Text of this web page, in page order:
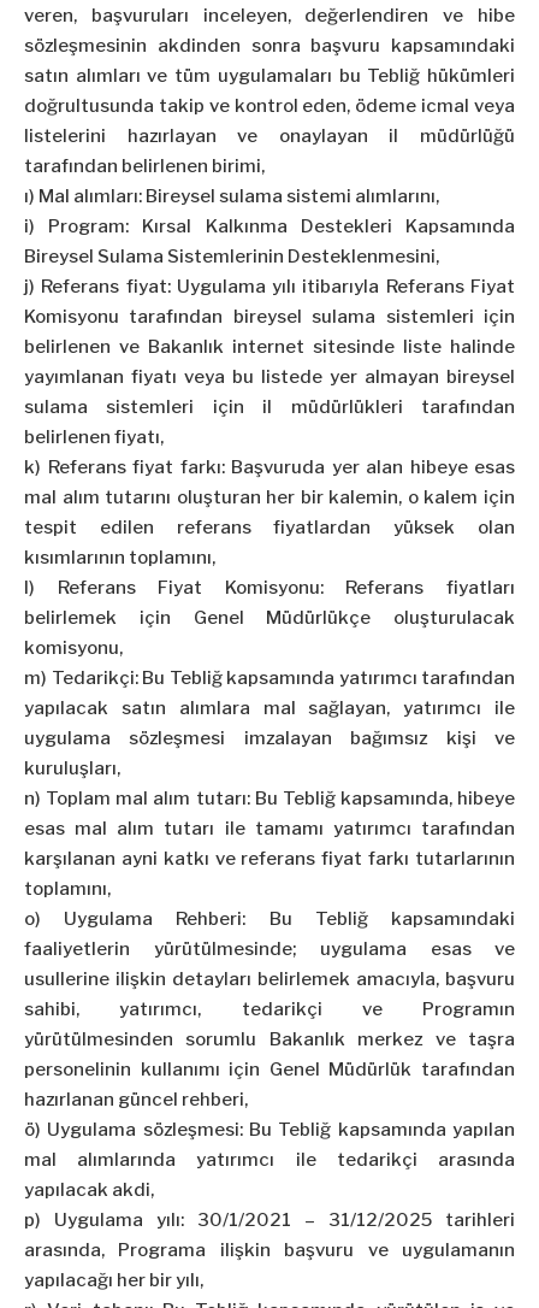
veren, başvuruları inceleyen, değerlendiren ve hibe
sözleşmesinin akdinden sonra başvuru kapsamındaki
satın alımları ve tüm uygulamaları bu Tebliğ hükümleri
doğrultusunda takip ve kontrol eden, ödeme icmal veya
listelerini hazırlayan ve onaylayan il müdürlüğü
tarafından belirlenen birimi,
ı) Mal alımları: Bireysel sulama sistemi alımlarını,
i) Program: Kırsal Kalkınma Destekleri Kapsamında
Bireysel Sulama Sistemlerinin Desteklenmesini,
j) Referans fiyat: Uygulama yılı itibarıyla Referans Fiyat
Komisyonu tarafından bireysel sulama sistemleri için
belirlenen ve Bakanlık internet sitesinde liste halinde
yayımlanan fiyatı veya bu listede yer almayan bireysel
sulama sistemleri için il müdürlükleri tarafından
belirlenen fiyatı,
k) Referans fiyat farkı: Başvuruda yer alan hibeye esas
mal alım tutarını oluşturan her bir kalemin, o kalem için
tespit edilen referans fiyatlardan yüksek olan
kısımlarının toplamını,
l) Referans Fiyat Komisyonu: Referans fiyatları
belirlemek için Genel Müdürlükçe oluşturulacak
komisyonu,
m) Tedarikçi: Bu Tebliğ kapsamında yatırımcı tarafından
yapılacak satın alımlara mal sağlayan, yatırımcı ile
uygulama sözleşmesi imzalayan bağımsız kişi ve
kuruluşları,
n) Toplam mal alım tutarı: Bu Tebliğ kapsamında, hibeye
esas mal alım tutarı ile tamamı yatırımcı tarafından
karşılanan ayni katkı ve referans fiyat farkı tutarlarının
toplamını,
o) Uygulama Rehberi: Bu Tebliğ kapsamındaki
faaliyetlerin yürütülmesinde; uygulama esas ve
usullerine ilişkin detayları belirlemek amacıyla, başvuru
sahibi, yatırımcı, tedarikçi ve Programın
yürütülmesinden sorumlu Bakanlık merkez ve taşra
personelinin kullanımı için Genel Müdürlük tarafından
hazırlanan güncel rehberi,
ö) Uygulama sözleşmesi: Bu Tebliğ kapsamında yapılan
mal alımlarında yatırımcı ile tedarikçi arasında
yapılacak akdi,
p) Uygulama yılı: 30/1/2021 – 31/12/2025 tarihleri
arasında, Programa ilişkin başvuru ve uygulamanın
yapılacağı her bir yılı,